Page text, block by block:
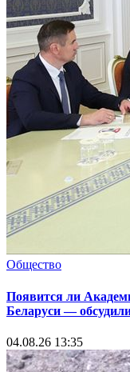
Общество
Появится ли
Беларуси —
04.08.26 13:35